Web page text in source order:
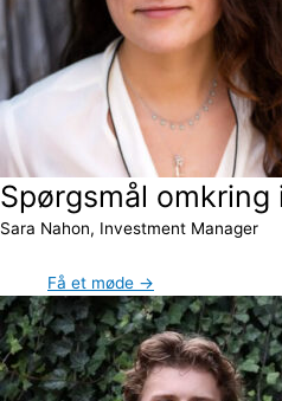
Spørgsmål omkring
Sara Nahon, Investment Manager
Få et møde →